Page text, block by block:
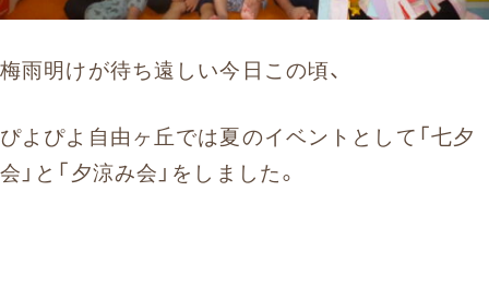
梅雨明けが待ち遠しい今日この頃、
ぴよぴよ自由ヶ丘では夏のイベントとして「七夕
会」と「夕涼み会」をしました。